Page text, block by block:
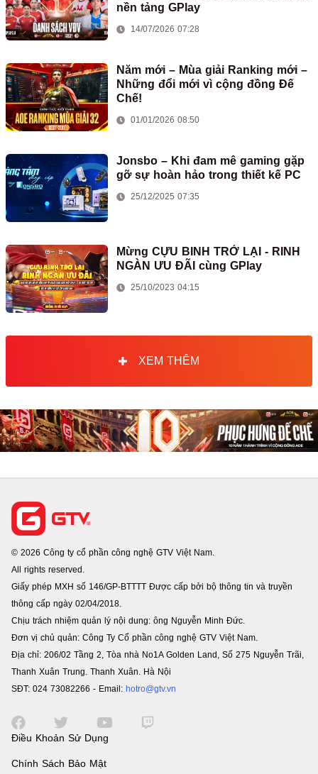
nền tảng GPlay
14/07/2026 07:28
Năm mới – Mùa giải Ranking mới –
Những đổi mới vì cộng đồng Đế
Chế!
01/01/2026 08:50
Jonsbo – Khi đam mê gaming gặp
gỡ sự hoàn hảo trong thiết kế PC
25/12/2025 07:35
Mừng CỰU BINH TRỞ LẠI - RINH
NGÀN ƯU ĐÃI cùng GPlay
25/10/2023 04:15
XEM THÊM
© 2026 Công ty cổ phần công nghệ GTV Việt Nam.
All rights reserved.
Giấy phép MXH số 146/GP-BTTTT Được cấp bởi bộ thông tin và truyền
thông cấp ngày 02/04/2018.
Chịu trách nhiệm quản lý nội dung: ông Nguyễn Minh Đức.
Đơn vị chủ quản: Công Ty Cổ phần công nghệ GTV Việt Nam.
Địa chỉ: 206/02 Tầng 2, Tòa nhà No1A Golden Land, Số 275 Nguyễn Trãi,
Thanh Xuân Trung. Thanh Xuân. Hà Nội
SĐT: 024 73082266 - Email: hotro@gtv.vn
Điều Khoản Sử Dụng
Chính Sách Bảo Mật